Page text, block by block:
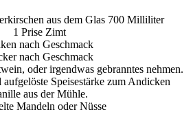
aus dem Glas 700 Milliliter
1 Prise Zimt
nach Geschmack
nach Geschmack
oder irgendwas gebranntes nehmen.
Speisestärke zum Andicken
aus der Mühle.
Mandeln oder Nüsse